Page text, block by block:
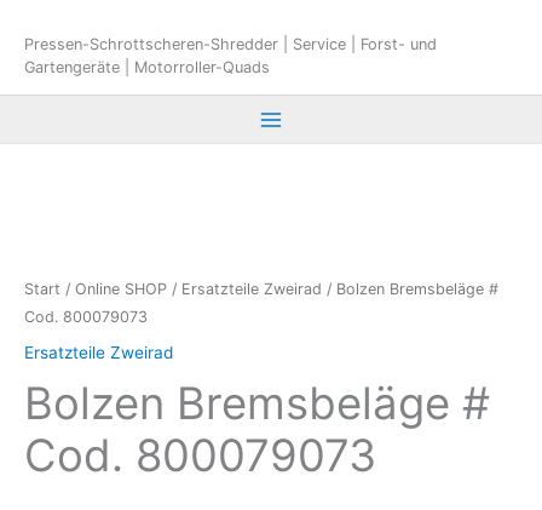
Inhalt
springen
Pressen-Schrottscheren-Shredder | Service | Forst- und
Gartengeräte | Motorroller-Quads
Start / Online SHOP / Ersatzteile Zweirad / Bolzen Bremsbeläge #
Cod. 800079073
Ersatzteile Zweirad
Bolzen Bremsbeläge #
Cod. 800079073